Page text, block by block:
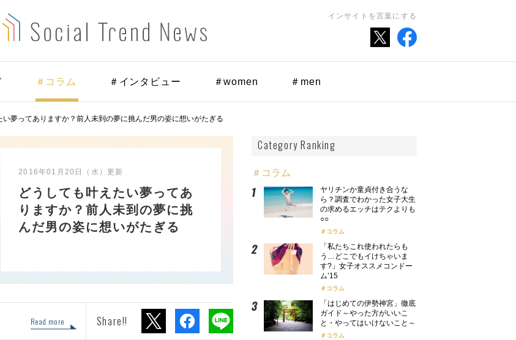
インサイトを言葉にする
＃コラム ＃インタビュー ＃women ＃men
い夢ってありますか？前人未到の夢に挑んだ男の姿に想いがたぎる
2016年01月20日（水）更新
どうしても叶えたい夢ってあ
りますか？前人未到の夢に挑
んだ男の姿に想いがたぎる
Read more Share!!
Category Ranking
＃コラム
ヤリチンか童貞付き合うな
ら？調査でわかった女子大生
の求めるエッチはテクよりも
○○
コラム
「私たちこれ使われたらも
う…どこでもイけちゃいま
す?」女子オススメコンドー
ム’15
コラム
「はじめての伊勢神宮」徹底
ガイド～やった方がいいこ
と・やってはいけないこと～
コラム